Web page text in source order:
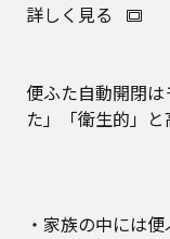
詳しく見る
便ふた自動開閉
た」「衛生的」と
・家族の中には